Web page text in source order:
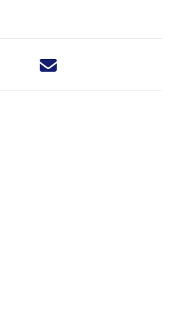
Deel dit nieuwsbericht via X -
Deel dit nieuwsbericht via
Deel dit nieuwsbericht
Deel dit